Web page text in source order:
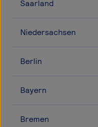
Saarland
Niedersachsen
Berlin
Bayern
Bremen